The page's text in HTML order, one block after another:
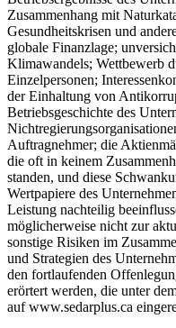
Zusammenhang mit
Gesundheitskrisen und
globale Finanzlage;
Klimawandels; Wettbewerb
Einzelpersonen;
der Einhaltung von
Betriebsgeschichte des
Auftragnehmer; die
die oft in keinem
standen, und diese
Wertpapiere des
Leistung nachteilig
möglicherweise nicht zur
sonstige Risiken im
und Strategien des
den fortlaufenden
erörtert werden, die unter
auf www.sedarplus.ca